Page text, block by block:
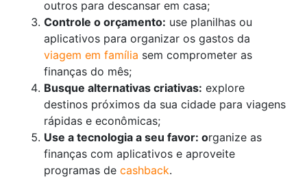
outros para descansar em casa;
Controle o orçamento: use planilhas ou
aplicativos para organizar os gastos da
viagem em família sem comprometer as
finanças do mês;
Busque alternativas criativas: explore
destinos próximos da sua cidade para viagens
rápidas e econômicas;
Use a tecnologia a seu favor: organize as
finanças com aplicativos e aproveite
programas de cashback.